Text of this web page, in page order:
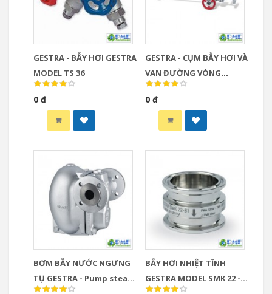
GESTRA - BẪY HƠI GESTRA
MODEL TS 36
0 đ
GESTRA - CỤM BẪY HƠI VÀ
VAN ĐƯỜNG VÒNG
BYPASS MODEL UNA 16A -
Drainage module
QuickEM with bypass and
UNA 16A
0 đ
BƠM BẪY NƯỚC NGƯNG
TỤ GESTRA - Pump steam
BẪY HƠI NHIỆT TĨNH
GESTRA MODEL SMK 22 -